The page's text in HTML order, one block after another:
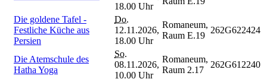
18.00 Uhr
Die goldene Tafel -
Festliche Küche aus
Persien
Do.
12.11.2026,
18.00 Uhr
Romaneum,
Raum E.19
262G622424
Die Atemschule des
Hatha Yoga
So.
08.11.2026,
10.00 Uhr
Romaneum,
Raum 2.17
262G612240